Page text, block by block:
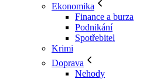
Ekonomika
Finance a burza
Podnikání
Spotřebitel
Krimi
Doprava
Nehody